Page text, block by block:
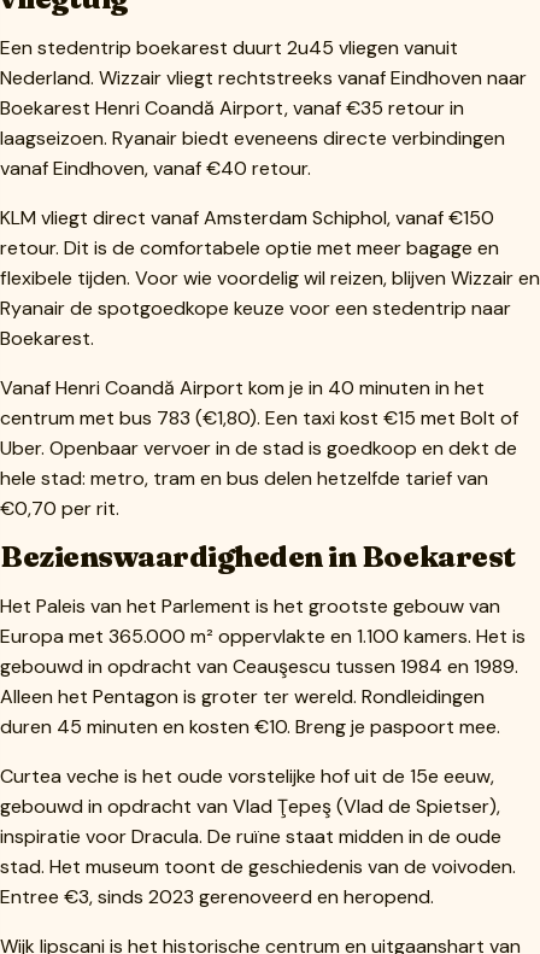
Een stedentrip boekarest duurt 2u45 vliegen vanuit
Nederland. Wizzair vliegt rechtstreeks vanaf Eindhoven naar
Boekarest Henri Coandă Airport, vanaf €35 retour in
laagseizoen. Ryanair biedt eveneens directe verbindingen
vanaf Eindhoven, vanaf €40 retour.
KLM vliegt direct vanaf Amsterdam Schiphol, vanaf €150
retour. Dit is de comfortabele optie met meer bagage en
flexibele tijden. Voor wie voordelig wil reizen, blijven Wizzair en
Ryanair de spotgoedkope keuze voor een stedentrip naar
Boekarest.
Vanaf Henri Coandă Airport kom je in 40 minuten in het
centrum met bus 783 (€1,80). Een taxi kost €15 met Bolt of
Uber. Openbaar vervoer in de stad is goedkoop en dekt de
hele stad: metro, tram en bus delen hetzelfde tarief van
€0,70 per rit.
Bezienswaardigheden in Boekarest
Het Paleis van het Parlement is het grootste gebouw van
Europa met 365.000 m² oppervlakte en 1.100 kamers. Het is
gebouwd in opdracht van Ceauşescu tussen 1984 en 1989.
Alleen het Pentagon is groter ter wereld. Rondleidingen
duren 45 minuten en kosten €10. Breng je paspoort mee.
Curtea veche is het oude vorstelijke hof uit de 15e eeuw,
gebouwd in opdracht van Vlad Ţepeş (Vlad de Spietser),
inspiratie voor Dracula. De ruïne staat midden in de oude
stad. Het museum toont de geschiedenis van de voivoden.
Entree €3, sinds 2023 gerenoveerd en heropend.
Wijk lipscani is het historische centrum en uitgaanshart van